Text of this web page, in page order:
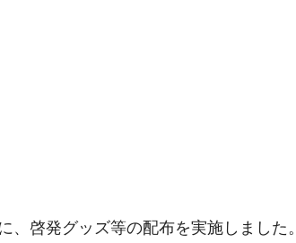
啓発グッズ等の配布を実施しました。